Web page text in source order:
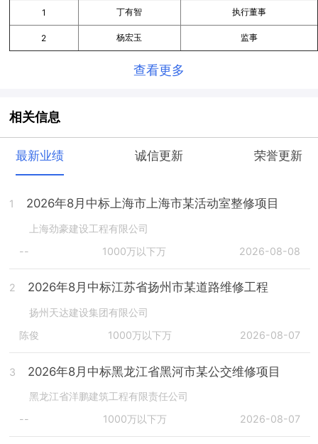
1 丁有智 执行董事
2 杨宏玉 监事
查看更多
相关信息
最新业绩 诚信更新 荣誉更新
1 2026年8月中标上海市上海市某活动室整修项目
上海劲豪建设工程有限公司
--
1000万以下万 2026-08-08
2 2026年8月中标江苏省扬州市某道路维修工程
扬州天达建设集团有限公司
陈俊
1000万以下万 2026-08-07
3 2026年8月中标黑龙江省黑河市某公交维修项目
黑龙江省洋鹏建筑工程有限责任公司
--
1000万以下万 2026-08-07